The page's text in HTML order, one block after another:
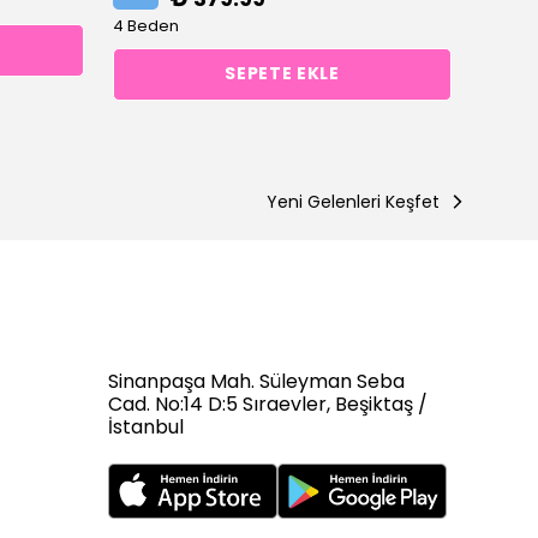
4 Beden
SEPETE EKLE
Yeni Gelenleri Keşfet
Sinanpaşa Mah. Süleyman Seba
Cad. No:14 D:5 Sıraevler, Beşiktaş /
İstanbul